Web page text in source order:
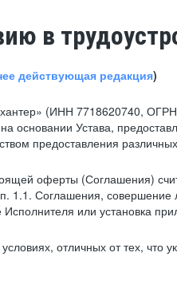
в
действующая редакция)
(ИНН 7718620740,
основании Устава,
предоставления
оферты (Соглашения)
1.1. Соглашения,
или установка
отличных от тех, что